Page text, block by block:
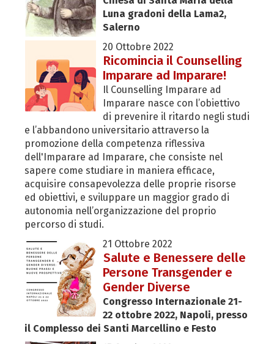
Luna gradoni della Lama2,
Salerno
20 Ottobre 2022
Ricomincia il Counselling
Imparare ad Imparare!
Il Counselling Imparare ad
Imparare nasce con l’obiettivo
di prevenire il ritardo negli studi
e l’abbandono universitario attraverso la
promozione della competenza riflessiva
dell'Imparare ad Imparare, che consiste nel
sapere come studiare in maniera efficace,
acquisire consapevolezza delle proprie risorse
ed obiettivi, e sviluppare un maggior grado di
autonomia nell’organizzazione del proprio
percorso di studi.
21 Ottobre 2022
Salute e Benessere delle
Persone Transgender e
Gender Diverse
Congresso Internazionale 21-
22 ottobre 2022, Napoli, presso
il Complesso dei Santi Marcellino e Festo